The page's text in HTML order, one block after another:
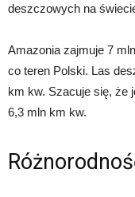
deszczowych na
Amazonia zajmuje 7
co teren Polski. Las
km kw. Szacuje się, że
6,3 mln km kw.